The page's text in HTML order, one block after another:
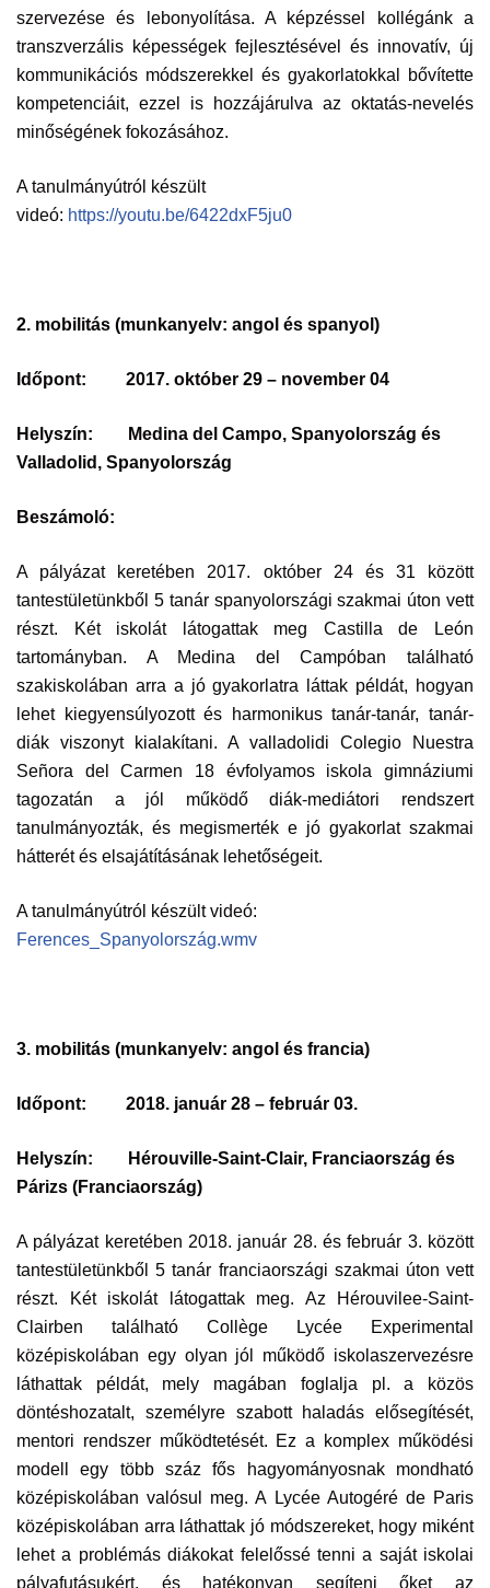
szervezése és lebonyolítása. A képzéssel kollégánk a
transzverzális képességek fejlesztésével és innovatív, új
kommunikációs módszerekkel és gyakorlatokkal bővítette
kompetenciáit, ezzel is hozzájárulva az oktatás-nevelés
minőségének fokozásához.
A tanulmányútról készült
videó: https://youtu.be/6422dxF5ju0
2. mobilitás (munkanyelv: angol és spanyol)
Időpont: 2017. október 29 – november 04
Helyszín:
Medina del Campo, Spanyolország és
Valladolid, Spanyolország
Beszámoló:
A pályázat keretében 2017. október 24 és 31 között
tantestületünkből 5 tanár spanyolországi szakmai úton vett
részt. Két iskolát látogattak meg Castilla de León
tartományban. A Medina del Campóban található
szakiskolában arra a jó gyakorlatra láttak példát, hogyan
lehet kiegyensúlyozott és harmonikus tanár-tanár, tanár-
diák viszonyt kialakítani. A valladolidi Colegio Nuestra
Señora del Carmen 18 évfolyamos iskola gimnáziumi
tagozatán a jól működő diák-mediátori rendszert
tanulmányozták, és megismerték e jó gyakorlat szakmai
hátterét és elsajátításának lehetőségeit.
A tanulmányútról készült videó: ​
Ferences_Spanyolország.wmv
3. mobilitás (munkanyelv: angol és francia)
Időpont: 2018. január 28 – február 03.
Helyszín:
Hérouville-Saint-Clair, Franciaország és
Párizs (Franciaország)
A pályázat keretében 2018. január 28. és február 3. között
tantestületünkből 5 tanár franciaországi szakmai úton vett
részt. Két iskolát látogattak meg. Az Hérouvilee-Saint-
Clairben található Collège Lycée Experimental
középiskolában egy olyan jól működő iskolaszervezésre
láthattak példát, mely magában foglalja pl. a közös
döntéshozatalt, személyre szabott haladás elősegítését,
mentori rendszer működtetését. Ez a komplex működési
modell egy több száz fős hagyományosnak mondható
középiskolában valósul meg. A Lycée Autogéré de Paris
középiskolában arra láthattak jó módszereket, hogy miként
lehet a problémás diákokat felelőssé tenni a saját iskolai
pályafutásukért, és hatékonyan segíteni őket az